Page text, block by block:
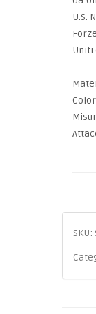
U.S.
Uniti
SKU: